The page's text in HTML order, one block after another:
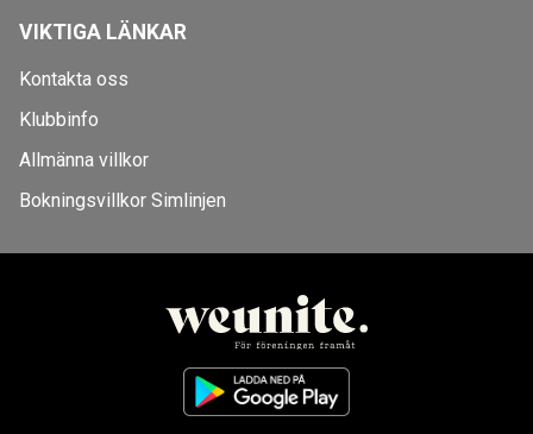
VIKTIGA LÄNKAR
Kontakta oss
Klubbinfo
Allmänna villkor
Bokningsvillkor Simlinjen